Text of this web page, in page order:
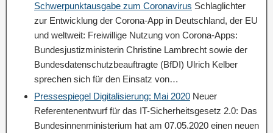
Schwerpunktausgabe zum Coronavirus Schlaglichter
zur Entwicklung der Corona-App in Deutschland, der EU
und weltweit: Freiwillige Nutzung von Corona-Apps:
Bundesjustizministerin Christine Lambrecht sowie der
Bundesdatenschutzbeauftragte (BfDI) Ulrich Kelber
sprechen sich für den Einsatz von…
Pressespiegel Digitalisierung: Mai 2020 Neuer
Referentenentwurf für das IT-Sicherheitsgesetz 2.0: Das
Bundesinnenministerium hat am 07.05.2020 einen neuen